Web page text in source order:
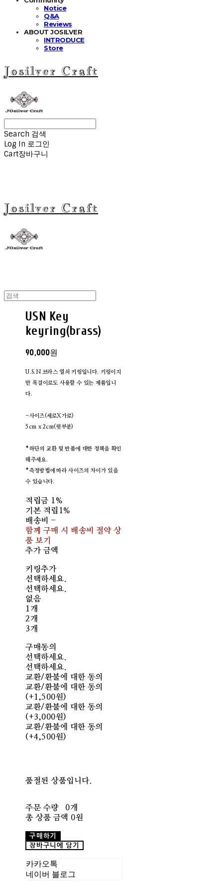
Notice
Q&A
Reviews
ABOUT JOSILVER
INTRODUCE
Store
Josilver Craft
Search 검색
Log In 로그인
Cart장바구니
Josilver Craft
USN Key
keyring(brass)
90,000원
U.S.N 브라스 열쇠 키링입니다. 키링이지
만 목걸이로도 사용할 수 있는 제품입니
다.
-사이즈(세로X가로)
5cm x 2cm(윗부분)
*하단의 교환 및 반품에 대한 정책을 확인
해주세요.
*측정방법에 따라 사이즈의 차이가 있을
수 있습니다.
적립금 1%
기본 적립 1%
배송비 -
함께 구매 시 배송비 절약 상
품 보기
추가 금액
키링추가
선택하세요.
선택하세요.
없음
1개
2개
3개
구매동의
선택하세요.
선택하세요.
교환/환불에 대한 동의
교환/환불에 대한 동의
(+1,500원)
교환/환불에 대한 동의
(+3,000원)
교환/환불에 대한 동의
(+4,500원)
품절된 상품입니다.
주문 수량
0개
총 상품 금액 0원
구매하기
장바구니에 담기
카카오톡
네이버 블로그